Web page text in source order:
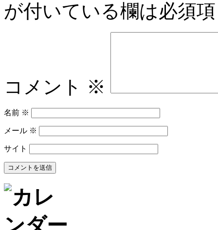
が付いている欄は必須
コメント ※
名前 ※
メール ※
サイト